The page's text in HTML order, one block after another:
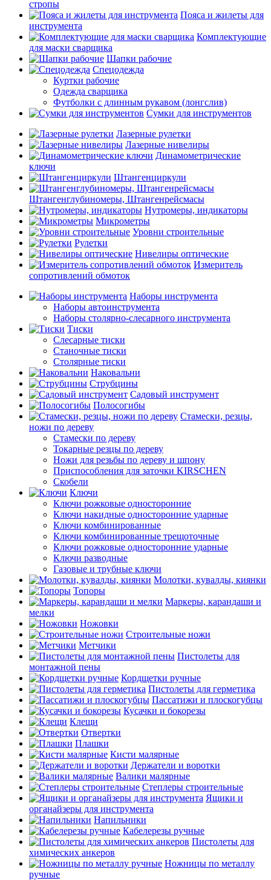
стропы
Пояса и жилеты для
инструмента
Комплектующие
для маски сварщика
Шапки рабочие
Спецодежда
Куртки рабочие
Одежда сварщика
Футболки с длинным рукавом (лонгслив)
Сумки для инструментов
Лазерные рулетки
Лазерные нивелиры
Динамометрические
ключи
Штангенциркули
Штангенглубиномеры, Штангенрейсмасы
Нутромеры, индикаторы
Микрометры
Уровни строительные
Рулетки
Нивелиры оптические
Измеритель
сопротивлений обмоток
Наборы инструмента
Наборы автоинструмента
Наборы столярно-слесарного инструмента
Тиски
Слесарные тиски
Станочные тиски
Столярные тиски
Наковальни
Струбцины
Садовый инструмент
Полосогибы
Стамески, резцы,
ножи по дереву
Стамески по дереву
Токарные резцы по дереву
Ножи для резьбы по дереву и шпону
Приспособления для заточки KIRSCHEN
Скобели
Ключи
Ключи рожковые односторонние
Ключи накидные односторонние ударные
Ключи комбинированные
Ключи комбинированные трещоточные
Ключи рожковые односторонние ударные
Ключи разводные
Газовые и трубные ключи
Молотки, кувалды, киянки
Топоры
Маркеры, карандаши и
мелки
Ножовки
Строительные ножи
Метчики
Пистолеты для
монтажной пены
Кордщетки ручные
Пистолеты для герметика
Пассатижи и плоскогубцы
Кусачки и бокорезы
Клещи
Отвертки
Плашки
Кисти малярные
Держатели и воротки
Валики малярные
Степлеры строительные
Ящики и
органайзеры для инструмента
Напильники
Кабелерезы ручные
Пистолеты для
химических анкеров
Ножницы по металлу
ручные